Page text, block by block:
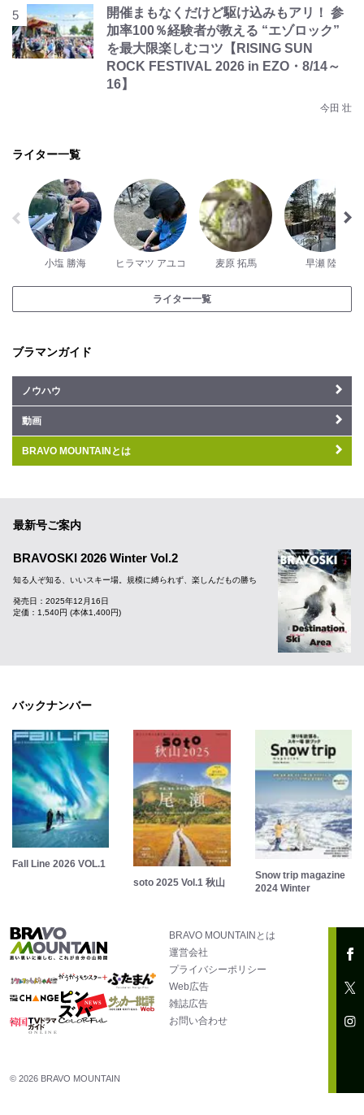
開催まもなくだけど駆け込みもアリ！ 参
加率100％経験者が教える “エゾロック”
を最大限楽しむコツ【RISING SUN
ROCK FESTIVAL 2026 in EZO・8/14～
16】
今田 壮
ライター一覧
小塩 勝海 ヒラマツ アユコ 麦原 拓馬 早瀬 陸
ライター一覧
ブラマンガイド
ノウハウ
動画
BRAVO MOUNTAINとは
最新号ご案内
BRAVOSKI 2026 Winter Vol.2
知る人ぞ知る、いいスキー場。規模に縛られず、楽しんだもの勝ち
発売日：2025年12月16日
定価：1,540円 (本体1,400円)
バックナンバー
Fall Line 2026 VOL.1
soto 2025 Vol.1 秋山
Snow trip magazine
2024 Winter
BRAVO MOUNTAINとは
運営会社
プライバシーポリシー
Web広告
雑誌広告
お問い合わせ
© 2026 BRAVO MOUNTAIN